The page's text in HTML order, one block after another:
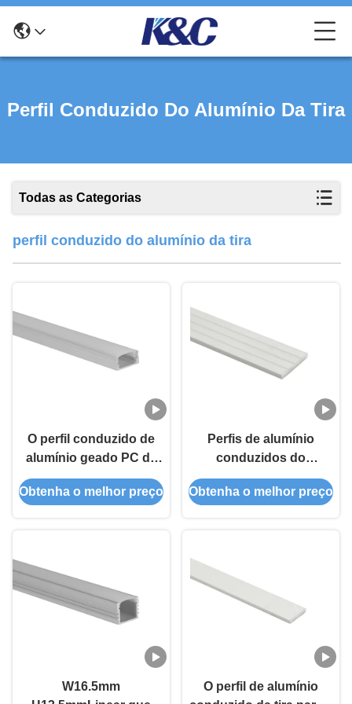
Perfil Conduzido Do Alumínio Da Tira
Todas as Categorias
perfil conduzido do alumínio da tira
O perfil conduzido de
alumínio geado PC da
luz de tira IP44
conduziu o perfil de
Obtenha o melhor preço
Perfis de alumínio
conduzidos do
dissipador de calor da
extrusão do perfil de
Obtenha o melhor preço
W16.5mm
O perfil de alumínio